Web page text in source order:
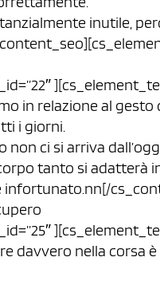
inutile,
in relazione al gesto
i giorni.
ci si arriva
tanto si adatterà
infortunato.nn[/
davvero nella corsa